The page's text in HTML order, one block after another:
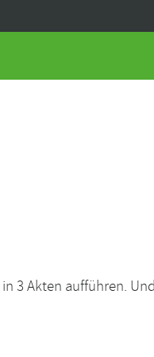
3 Akten aufführen.